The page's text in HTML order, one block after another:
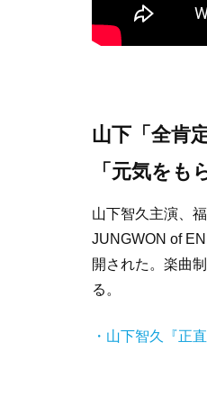
山下「全肯
「 元気をも
山下智久主演、
JUNGWON of
開された。楽曲
る。
・山下智久『正